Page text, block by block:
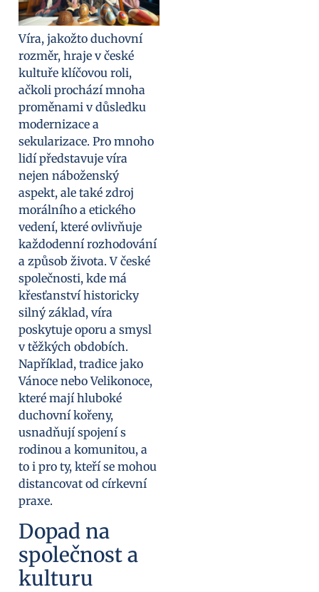
Víra, jakožto duchovní
rozměr, hraje v české
kultuře klíčovou roli,
ačkoli prochází mnoha
proměnami v důsledku
modernizace a
sekularizace. Pro mnoho
lidí představuje víra
nejen náboženský
aspekt, ale také zdroj
morálního a etického
vedení, které ovlivňuje
každodenní rozhodování
a způsob života. V české
společnosti, kde má
křesťanství historicky
silný základ, víra
poskytuje oporu a smysl
v těžkých obdobích.
Například, tradice jako
Vánoce nebo Velikonoce,
které mají hluboké
duchovní kořeny,
usnadňují spojení s
rodinou a komunitou, a
to i pro ty, kteří se mohou
distancovat od církevní
praxe.
Dopad na
společnost a
kulturu